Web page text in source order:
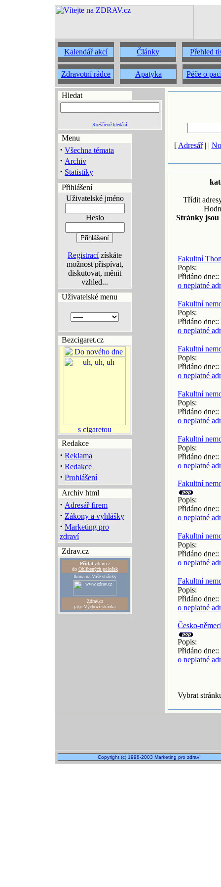
Kalendář akcí Články Přehled
Zdravotní rádce Apatyka Péče o
Hledat
Rozšířené hledání
Menu
· Všechna témata
· Archiv
· Statistiky
Přihlášení
Uživatelské jméno
Heslo
Registracízískáte
možnost přispívat,
diskutovat, měnit
vzhled...
Uživatelské menu
Bezcigaret.cz
Redakce
· Reklama
· Redakce
· Prohlášení
Archiv html
· Adresář firem
· Zákony a vyhlášky
· Marketing pro
zdraví
Zdrav.cz
Přidatzdrav.cz
do Oblíbených položek
Ikona na Vaše stránky
Zdrav.cz
jako Výchozí stránka
[ Adresář| |
Třídit
Stránky jsou
Fakultní
Popis:
Přidáno
o neplatné
Fakultní
Popis:
Přidáno
o neplatné
Fakultní
Popis:
Přidáno
o neplatné
Fakultní
Popis:
Přidáno
o neplatné
Fakultní
Popis:
Přidáno
o neplatné
Fakultní
Popis:
Přidáno
o neplatné
Fakultní
Popis:
Přidáno
o neplatné
Fakultní
Popis:
Přidáno
o neplatné
Česko-
Popis:
Přidáno
o neplatné
Vybrat
Copyright (c) 1998-2003 Marketing pro zdraví